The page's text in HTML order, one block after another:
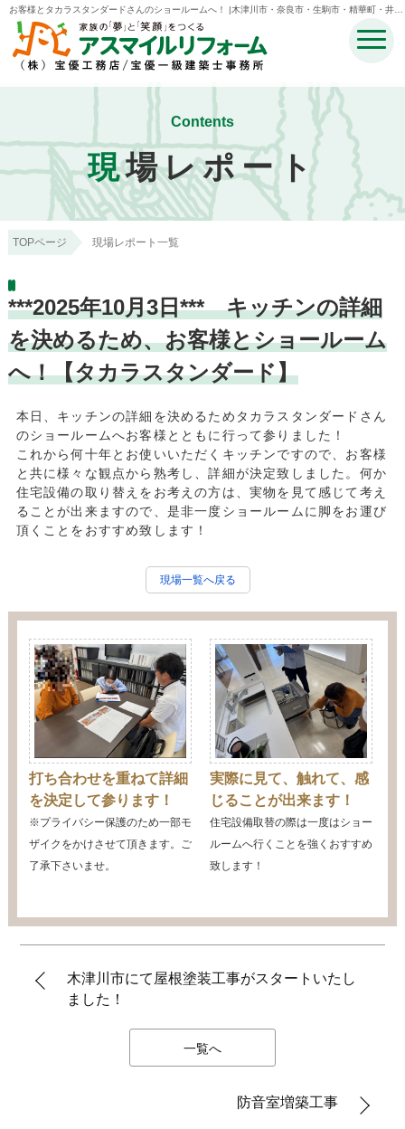
お客様とタカラスタンダードさんのショールームへ！ |木津川市・奈良市・生駒市・精華町・井手
町のリフォームのことなら宝優工務店アスマイルリフォーム
Contents
現場レポート
TOPページ 現場レポート一覧
***2025年10月3日*** キッチンの詳細
を決めるため、お客様とショールーム
へ！【タカラスタンダード】
本日、キッチンの詳細を決めるためタカラスタンダードさん
のショールームへお客様とともに行って参りました！
これから何十年とお使いいただくキッチンですので、お客様
と共に様々な観点から熟考し、詳細が決定致しました。何か
住宅設備の取り替えをお考えの方は、実物を見て感じて考え
ることが出来ますので、是非一度ショールームに脚をお運び
頂くことをおすすめ致します！
現場一覧へ戻る
打ち合わせを重ねて詳細
を決定して参ります！
※プライバシー保護のため一部モ
ザイクをかけさせて頂きます。ご
了承下さいませ。
実際に見て、触れて、感
じることが出来ます！
住宅設備取替の際は一度はショー
ルームへ行くことを強くおすすめ
致します！
木津川市にて屋根塗装工事がスタートいたし
ました！
一覧へ
防音室増築工事